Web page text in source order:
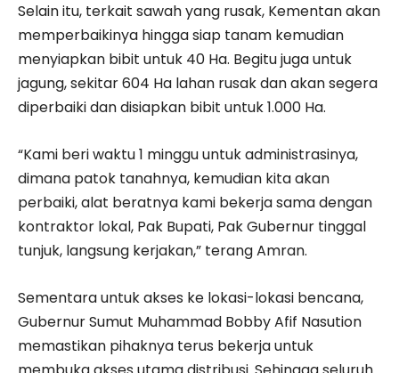
Selain itu, terkait sawah yang rusak, Kementan akan
memperbaikinya hingga siap tanam kemudian
menyiapkan bibit untuk 40 Ha. Begitu juga untuk
jagung, sekitar 604 Ha lahan rusak dan akan segera
diperbaiki dan disiapkan bibit untuk 1.000 Ha.
“Kami beri waktu 1 minggu untuk administrasinya,
dimana patok tanahnya, kemudian kita akan
perbaiki, alat beratnya kami bekerja sama dengan
kontraktor lokal, Pak Bupati, Pak Gubernur tinggal
tunjuk, langsung kerjakan,” terang Amran.
Sementara untuk akses ke lokasi-lokasi bencana,
Gubernur Sumut Muhammad Bobby Afif Nasution
memastikan pihaknya terus bekerja untuk